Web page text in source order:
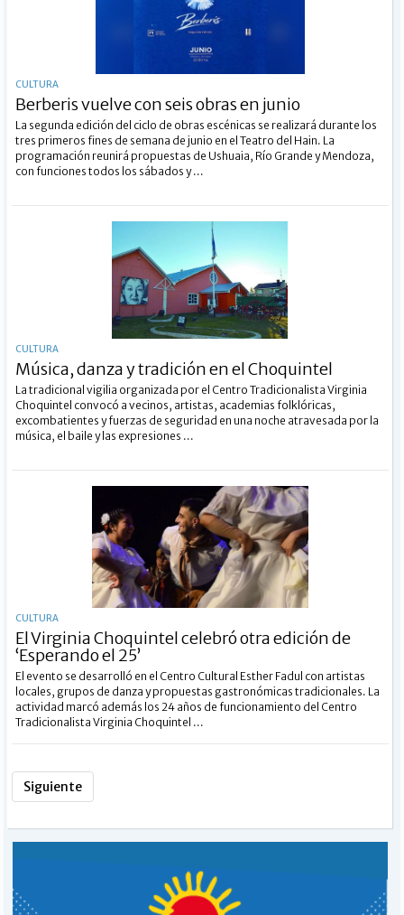
CULTURA
Berberis vuelve con seis obras en junio
La segunda edición del ciclo de obras escénicas se realizará durante los
tres primeros fines de semana de junio en el Teatro del Hain. La
programación reunirá propuestas de Ushuaia, Río Grande y Mendoza,
con funciones todos los sábados y ...
CULTURA
Música, danza y tradición en el Choquintel
La tradicional vigilia organizada por el Centro Tradicionalista Virginia
Choquintel convocó a vecinos, artistas, academias folklóricas,
excombatientes y fuerzas de seguridad en una noche atravesada por la
música, el baile y las expresiones ...
CULTURA
El Virginia Choquintel celebró otra edición de
‘Esperando el 25’
El evento se desarrolló en el Centro Cultural Esther Fadul con artistas
locales, grupos de danza y propuestas gastronómicas tradicionales. La
actividad marcó además los 24 años de funcionamiento del Centro
Tradicionalista Virginia Choquintel ...
Siguiente